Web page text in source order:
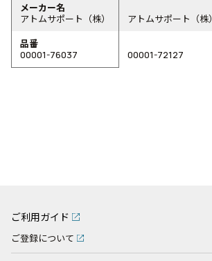
メーカー名
アトムサポート（株）
アトムサポート（株）
品番
00001-76037
00001-72127
ご利用ガイド
ご登録について